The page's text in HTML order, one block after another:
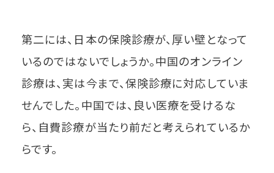
第二には、日本の保険診療が、厚い壁となって
いるのではないでしょうか。中国のオンライン
診療は、実は今まで、保険診療に対応していま
せんでした。中国では、良い医療を受けるな
ら、自費診療が当たり前だと考えられているか
らです。